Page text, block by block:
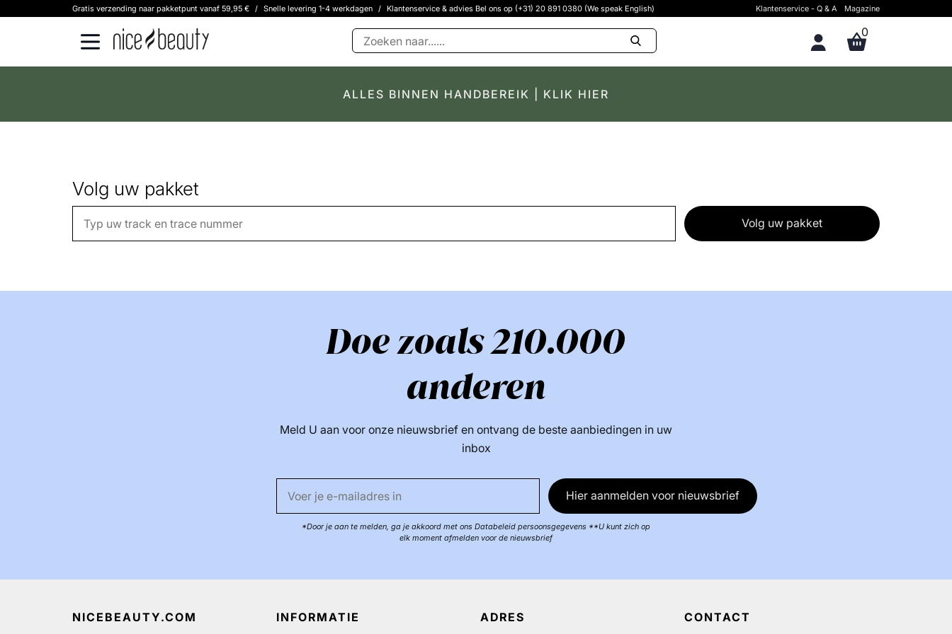
Gratis verzending naar pakketpunt vanaf 59,95 € / Snelle levering 1-4 werkdagen / Klantenservice & advies Bel ons op (+31) 20 891 0380 (We speak English) Klantenservice - Q & A Magazine
0
ALLES BINNEN HANDBEREIK | KLIK HIER
Volg uw pakket
Volg uw pakket
Doe zoals 210.000
anderen
Meld U aan voor onze nieuwsbrief en ontvang de beste aanbiedingen in uw
inbox
Hier aanmelden voor nieuwsbrief
*Door je aan te melden, ga je akkoord met ons Databeleid persoonsgegevens **U kunt zich op
elk moment afmelden voor de nieuwsbrief
NICEBEAUTY.COM INFORMATIE ADRES CONTACT